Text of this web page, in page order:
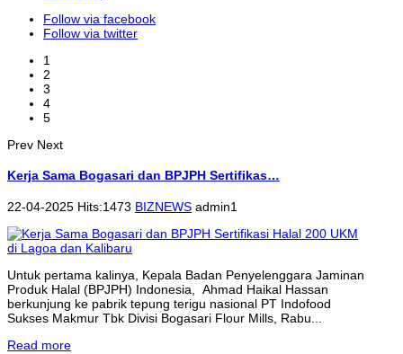
Follow via facebook
Follow via twitter
1
2
3
4
5
Prev Next
Kerja Sama Bogasari dan BPJPH Sertifikas…
22-04-2025 Hits:1473 BIZNEWS admin1
Untuk pertama kalinya, Kepala Badan Penyelenggara Jaminan
Produk Halal (BPJPH) Indonesia, Ahmad Haikal Hassan
berkunjung ke pabrik tepung terigu nasional PT Indofood
Sukses Makmur Tbk Divisi Bogasari Flour Mills, Rabu...
Read more